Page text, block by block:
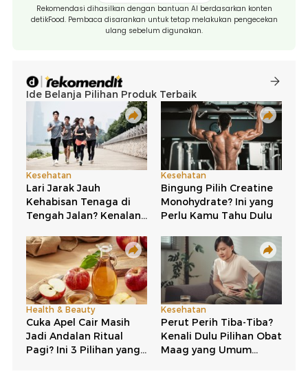
Rekomendasi dihasilkan dengan bantuan AI berdasarkan konten
detikFood. Pembaca disarankan untuk tetap melakukan pengecekan
ulang sebelum digunakan.